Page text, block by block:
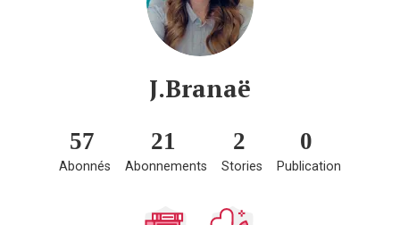
J.Branaë
57
Abonnés
21
Abonnements
2
Stories
0
Publication